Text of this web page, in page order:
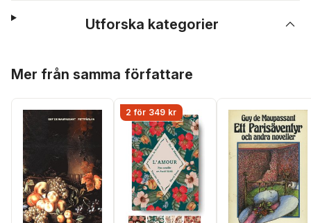
Utforska kategorier
Mer från samma författare
2 för 349 kr